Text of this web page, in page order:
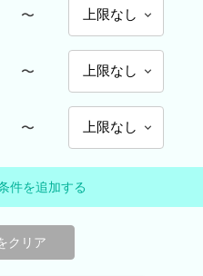
〜
〜
〜
件を追加する
クリア